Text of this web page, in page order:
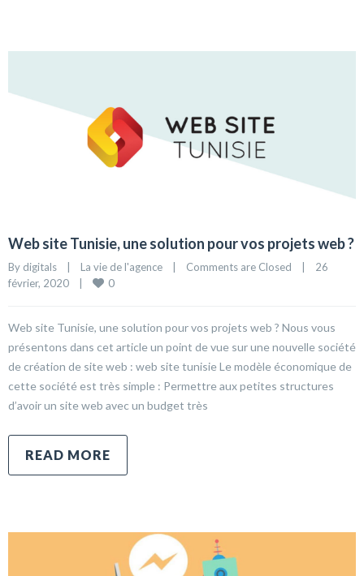
Web site Tunisie, une solution pour vos projets web ?
By digitals La vie de l'agence Comments are Closed
26
février, 2020
0
Web site Tunisie, une solution pour vos projets web ? Nous vous
présentons dans cet article un point de vue sur une nouvelle société
de création de site web : web site tunisie Le modèle économique de
cette société est très simple : Permettre aux petites structures
d’avoir un site web avec un budget très
READ MORE